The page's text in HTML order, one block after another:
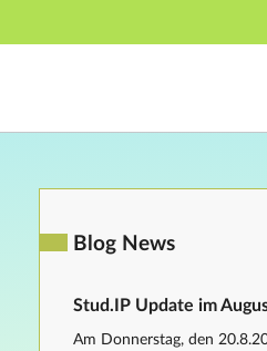
Hauptnavigation
Blog News
Stud.IP Update im
Am Donnerstag, den